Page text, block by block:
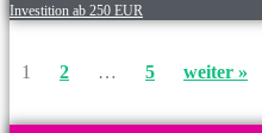
Investition ab 250 EUR
1 2 … 5 weiter »